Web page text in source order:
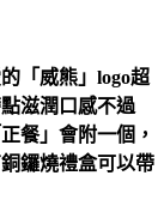
「威熊」logo超
滋潤口感不過
餐」會附一個，
鑼燒禮盒可以帶